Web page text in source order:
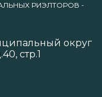
РИЭЛТОРОВ -
округ
стр.1